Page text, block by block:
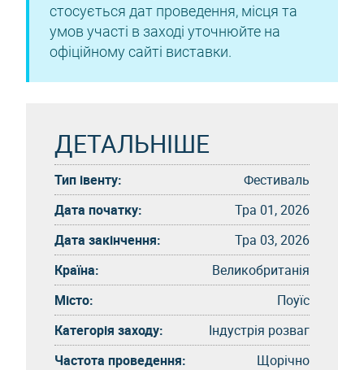
стосується дат проведення, місця та
умов участі в заході уточнюйте на
офіційному сайті виставки.
ДЕТАЛЬНІШЕ
Тип івенту:
Фестиваль
Дата початку:
Тра 01, 2026
Дата закінчення:
Тра 03, 2026
Країна:
Великобританія
Місто:
Поуїс
Категорія заходу:
Індустрія розваг
Частота проведення:
Щорічно